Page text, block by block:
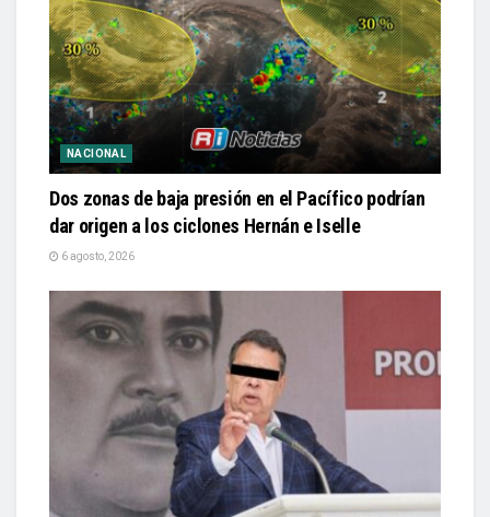
NACIONAL
Dos zonas de baja presión en el Pacífico podrían
dar origen a los ciclones Hernán e Iselle
6 agosto, 2026